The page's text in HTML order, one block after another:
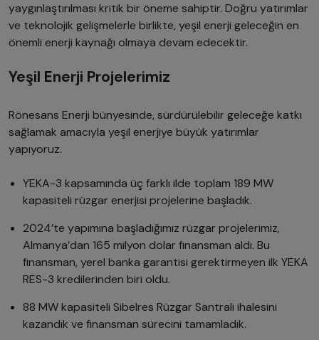
yaygınlaştırılması kritik bir öneme sahiptir. Doğru yatırımlar
ve teknolojik gelişmelerle birlikte, yeşil enerji geleceğin en
önemli enerji kaynağı olmaya devam edecektir.
Yeşil Enerji Projelerimiz
Rönesans Enerji bünyesinde, sürdürülebilir geleceğe katkı
sağlamak amacıyla yeşil enerjiye büyük yatırımlar
yapıyoruz.
YEKA-3 kapsamında üç farklı ilde toplam 189 MW
kapasiteli rüzgar enerjisi projelerine başladık.
2024’te yapımına başladığımız rüzgar projelerimiz,
Almanya’dan 165 milyon dolar finansman aldı. Bu
finansman, yerel banka garantisi gerektirmeyen ilk YEKA
RES-3 kredilerinden biri oldu.
88 MW kapasiteli Sibelres Rüzgar Santrali ihalesini
kazandık ve finansman sürecini tamamladık.